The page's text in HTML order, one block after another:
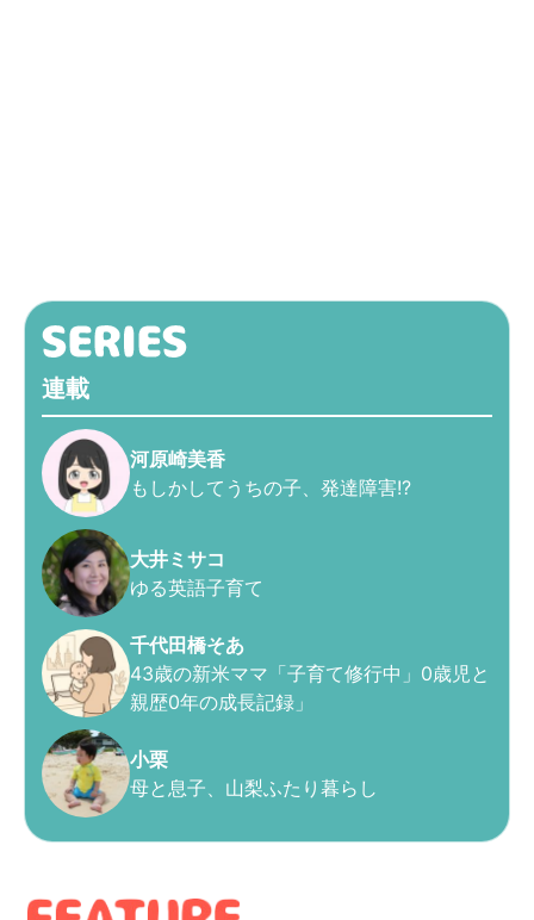
連載
河原崎美香
もしかしてうちの子、発達障害!?
大井ミサコ
ゆる英語子育て
千代田橋そあ
43歳の新米ママ「子育て修行中」0歳児と
親歴0年の成長記録」
小栗
母と息子、山梨ふたり暮らし